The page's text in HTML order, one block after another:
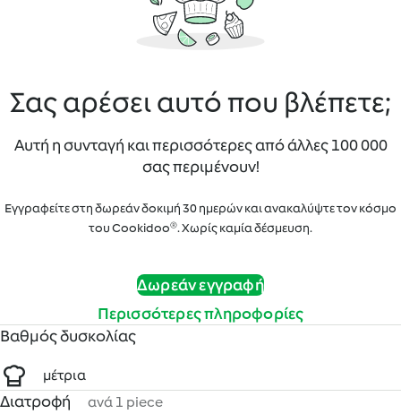
Σας αρέσει αυτό που βλέπετε;
Αυτή η συνταγή και περισσότερες από άλλες 100 000
σας περιμένουν!
Εγγραφείτε στη δωρεάν δοκιμή 30 ημερών και ανακαλύψτε τον κόσμο
του Cookidoo®. Χωρίς καμία δέσμευση.
Δωρεάν εγγραφή
Περισσότερες πληροφορίες
Βαθμός δυσκολίας
μέτρια
Διατροφή ανά 1 piece